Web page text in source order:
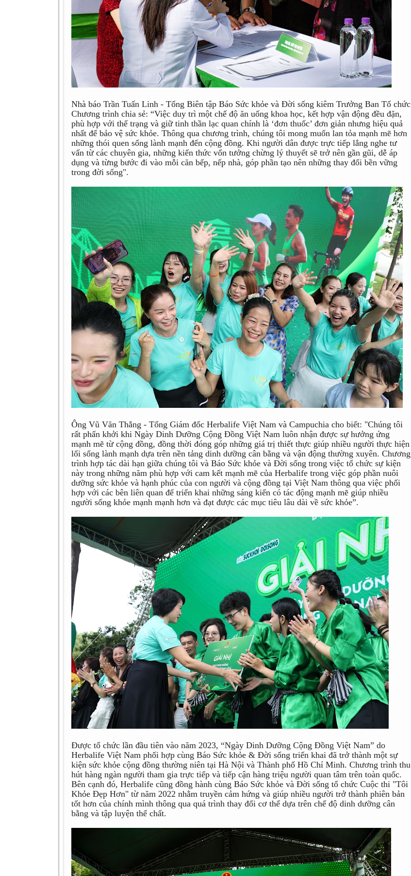
Nhà báo Trần Tuấn Linh - Tổng Biên tập Báo Sức khỏe và Đời sống kiêm Trưởng Ban Tổ chức
Chương trình chia sẻ: “Việc duy trì một chế độ ăn uống khoa học, kết hợp vận động đều đặn,
phù hợp với thể trạng và giữ tinh thần lạc quan chính là ‘đơn thuốc’ đơn giản nhưng hiệu quả
nhất để bảo vệ sức khỏe. Thông qua chương trình, chúng tôi mong muốn lan tỏa mạnh mẽ hơn
những thói quen sống lành mạnh đến cộng đồng. Khi người dân được trực tiếp lắng nghe tư
vấn từ các chuyên gia, những kiến thức vốn tưởng chừng lý thuyết sẽ trở nên gần gũi, dễ áp
dụng và từng bước đi vào mỗi căn bếp, nếp nhà, góp phần tạo nên những thay đổi bền vững
trong đời sống".
Ông Vũ Văn Thắng - Tổng Giám đốc Herbalife Việt Nam và Campuchia cho biết: "Chúng tôi
rất phấn khởi khi Ngày Dinh Dưỡng Cộng Đồng Việt Nam luôn nhận được sự hưởng ứng
mạnh mẽ từ cộng đồng, đồng thời đóng góp những giá trị thiết thực giúp nhiều người thực hiện
lối sống lành mạnh dựa trên nền tảng dinh dưỡng cân bằng và vận động thường xuyên. Chương
trình hợp tác dài hạn giữa chúng tôi và Báo Sức khỏe và Đời sống trong việc tổ chức sự kiện
này trong những năm phù hợp với cam kết mạnh mẽ của Herbalife trong việc góp phần nuôi
dưỡng sức khỏe và hạnh phúc của con người và cộng đồng tại Việt Nam thông qua việc phối
hợp với các bên liên quan để triển khai những sáng kiến có tác động mạnh mẽ giúp nhiều
người sống khỏe mạnh mạnh hơn và đạt được các mục tiêu lâu dài về sức khỏe”.
Được tổ chức lần đầu tiên vào năm 2023, “Ngày Dinh Dưỡng Cộng Đồng Việt Nam” do
Herbalife Việt Nam phối hợp cùng Báo Sức khỏe & Đời sống triển khai đã trở thành một sự
kiện sức khỏe cộng đồng thường niên tại Hà Nội và Thành phố Hồ Chí Minh. Chương trình thu
hút hàng ngàn người tham gia trực tiếp và tiếp cận hàng triệu người quan tâm trên toàn quốc.
Bên cạnh đó, Herbalife cũng đồng hành cùng Báo Sức khỏe và Đời sống tổ chức Cuộc thi "Tôi
Khỏe Đẹp Hơn" từ năm 2022 nhằm truyền cảm hứng và giúp nhiều người trở thành phiên bản
tốt hơn của chính mình thông qua quá trình thay đổi cơ thể dựa trên chế độ dinh dưỡng cân
bằng và tập luyện thể chất.